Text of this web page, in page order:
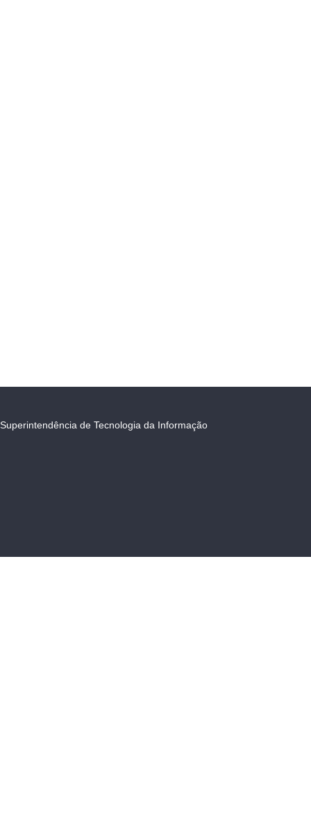
Superintendência de Tecnologia da Informação